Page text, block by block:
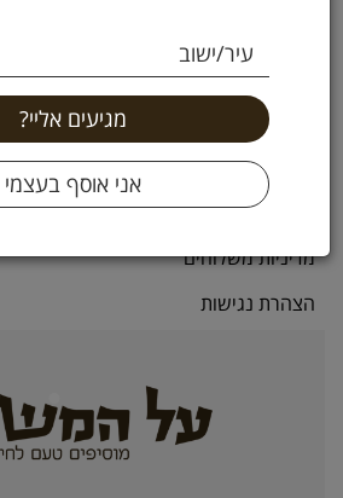
עיר/ישוב
סניפים
מדיניות פרטיות
מדיניות משלוחים
הצהרת נגישות